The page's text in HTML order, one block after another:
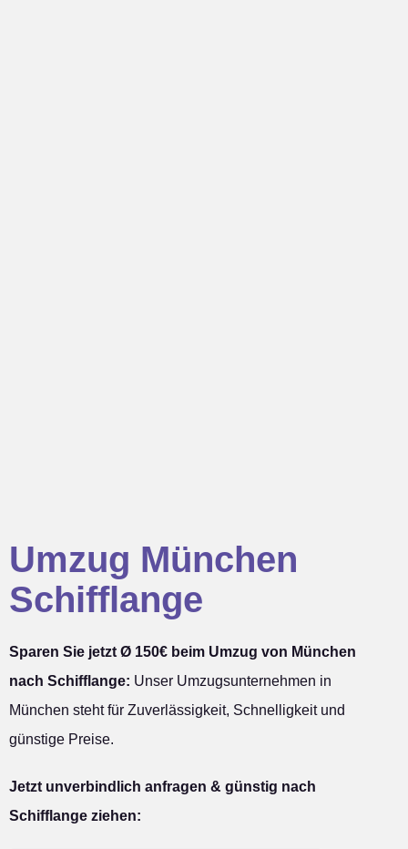
Umzug München
Schifflange
Sparen Sie jetzt Ø 150€ beim Umzug von München
nach Schifflange: Unser Umzugsunternehmen in
München steht für Zuverlässigkeit, Schnelligkeit und
günstige Preise.
Jetzt unverbindlich anfragen & günstig nach
Schifflange ziehen: